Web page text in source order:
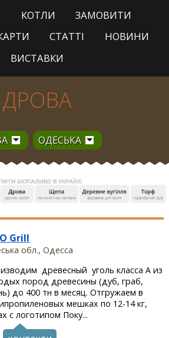
КОТЛИ
ЗАМОВИТИ
СТАТТІ
НОВИНИ
ВИСТАВКИ
ДРОВА
ОДЕСЬКА
Grill
обл., Одесса
древесный уголь класса А из
пород древесины (дуб, граб,
до 400 тн в месяц. Отгружаем в
мешках по 12-14 кг,
с логотипом Поку...